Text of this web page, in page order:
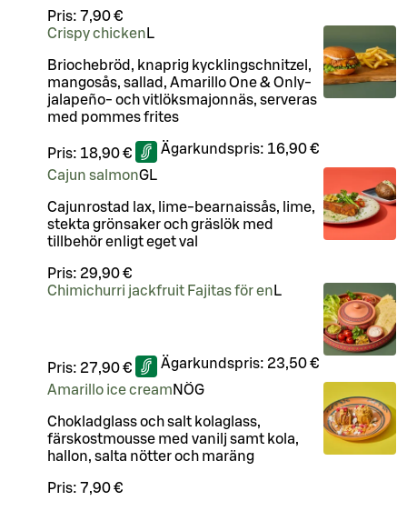
Pris: 7,90 €
Crispy chicken L
Briochebröd, knaprig kycklingschnitzel,
mangosås, sallad, Amarillo One & Only-
jalapeño- och vitlöksmajonnäs, serveras
med pommes frites
Pris: 18,90 € Ägarkundspris: 16,90 €
Cajun salmonGL
Cajunrostad lax, lime-bearnaissås, lime,
stekta grönsaker och gräslök med
tillbehör enligt eget val
Pris: 29,90 €
Chimichurri jackfruit Fajitas för en L
Pris: 27,90 € Ägarkundspris: 23,50 €
Amarillo ice cream NÖG
Chokladglass och salt kolaglass,
färskostmousse med vanilj samt kola,
hallon, salta nötter och maräng
Pris: 7,90 €